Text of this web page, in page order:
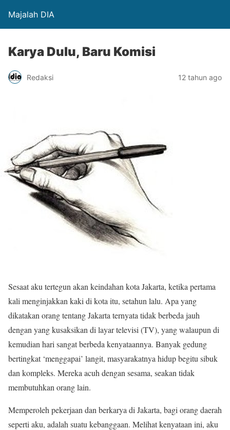
Majalah DIA
Karya Dulu, Baru Komisi
Redaksi 12 tahun ago
Sesaat aku tertegun akan keindahan kota Jakarta, ketika pertama
kali menginjakkan kaki di kota itu, setahun lalu. Apa yang
dikatakan orang tentang Jakarta ternyata tidak berbeda jauh
dengan yang kusaksikan di layar televisi (TV), yang walaupun di
kemudian hari sangat berbeda kenyataannya. Banyak gedung
bertingkat ‘menggapai’ langit, masyarakatnya hidup begitu sibuk
dan kompleks. Mereka acuh dengan sesama, seakan tidak
membutuhkan orang lain.
Memperoleh pekerjaan dan berkarya di Jakarta, bagi orang daerah
seperti aku, adalah suatu kebanggaan. Melihat kenyataan ini, aku